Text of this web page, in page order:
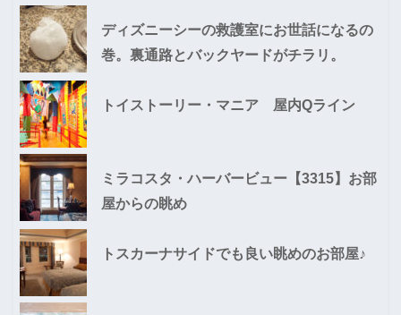
ディズニーシーの救護室にお世話になるの
巻。裏通路とバックヤードがチラリ。
トイストーリー・マニア 屋内Qライン
ミラコスタ・ハーバービュー【3315】お部
屋からの眺め
トスカーナサイドでも良い眺めのお部屋♪